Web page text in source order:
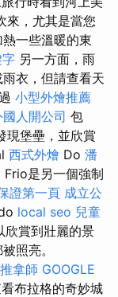
來，尤其是當您
一些溫暖的東
另一方面，雨
衣，但請查看天
小型外燴推薦
國人開公司 包
現堡壘，並欣賞
西式外燴 Do 潘
Frio是另一個強制
證第一頁 成立公
local seo 兒童
欣賞到壯麗的景
照亮。
推拿師 GOOGLE
布拉格的奇妙城